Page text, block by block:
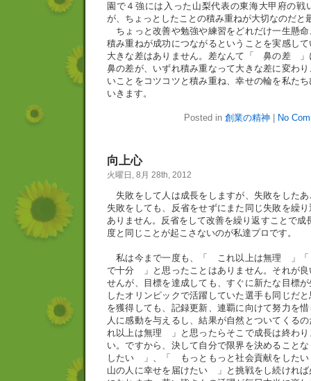
園で４強には入った山梨代表の東海大甲府の戦
が、ちょっとしたことの積み重ねが大切なのだと
ちょっと改善や勉強や練習をどれだけ一生懸
積み重ねが成功につながるということを実感し
大きな差はありません。差なんて「 鼻の差 」
鼻の差が、いずれ積み重なって大きな差に変わ
いことをコツコツと積み重ね、幸せの輪を私た
いきます。
Posted in 創業の精神| No
向上心
火曜日, 8月 28th, 2012
失敗をして人は成長をしますが、失敗をした
失敗をしても、反省をせずにまた同じ失敗を繰
ありません。反省をして改善を繰り返すことで成
度と同じことが起こさないのが私達プロです。
私は今まで一度も、「 これ以上は無理 」
で十分 」と思ったことはありません。それが良
せんが、目標を達成しても、すぐに新たな目標
したオリンピックで活躍していた選手も同じだ
を獲得しても、記録更新、連覇に向けて努力を
人に感動を与えるし、結果が自然とついてくる
れ以上は無理 」と思ったらそこで成長は終わり
い。ですから、決して自分で限界を決めること
したい 」、「 もっともっと社会貢献をした
山の人に幸せを届けたい 」と挑戦をし続けれ